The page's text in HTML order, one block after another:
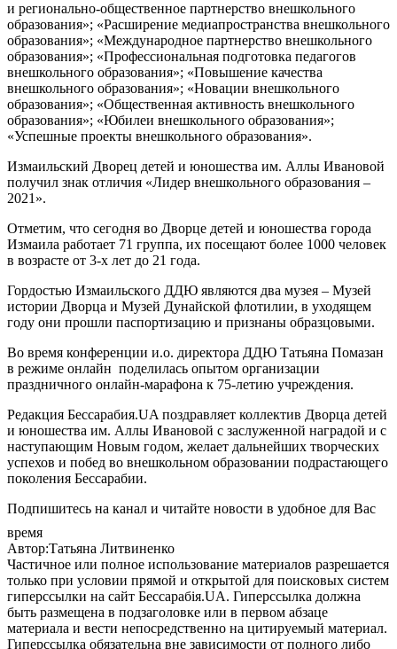
и регионально-общественное партнерство внешкольного
образования»; «Расширение медиапространства внешкольного
образования»; «Международное партнерство внешкольного
образования»; «Профессиональная подготовка педагогов
внешкольного образования»; «Повышение качества
внешкольного образования»; «Новации внешкольного
образования»; «Общественная активность внешкольного
образования»; «Юбилеи внешкольного образования»;
«Успешные проекты внешкольного образования».
Измаильский Дворец детей и юношества им. Аллы Ивановой
получил знак отличия «Лидер внешкольного образования –
2021».
Отметим, что сегодня во Дворце детей и юношества города
Измаила работает 71 группа, их посещают более 1000 человек
в возрасте от 3-х лет до 21 года.
Гордостью Измаильского ДДЮ являются два музея – Музей
истории Дворца и Музей Дунайской флотилии, в уходящем
году они прошли паспортизацию и признаны образцовыми.
Во время конференции и.о. директора ДДЮ Татьяна Помазан
в режиме онлайн поделилась опытом организации
праздничного онлайн-марафона к 75-летию учреждения.
Редакция Бессарабия.UA поздравляет коллектив Дворца детей
и юношества им. Аллы Ивановой с заслуженной наградой и с
наступающим Новым годом, желает дальнейших творческих
успехов и побед во внешкольном образовании подрастающего
поколения Бессарабии.
Подпишитесь на канал и читайте новости в удобное для Вас
время
Автор:Татьяна Литвиненко
Частичное или полное использование материалов разрешается
только при условии прямой и открытой для поисковых систем
гиперссылки на сайт Бессарабія.UA. Гиперссылка должна
быть размещена в подзаголовке или в первом абзаце
материала и вести непосредственно на цитируемый материал.
Гиперссылка обязательна вне зависимости от полного либо